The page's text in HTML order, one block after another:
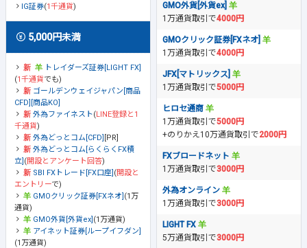
IG証券(1千通貨)
5,000円未満
トレイダーズ証券[LIGHT FX]
(1千通貨でも)
ゴールデンウェイジャパン[商品
CFD][商品KO]
外為ファイネスト(LINE登録と1
千通貨)
外為どっとコム[CFD] [PR]
外為どっとコム[らくらくFX積
立] (開設とアンケート回答)
SBI FXトレード[FX口座] (開設と
エントリーで)
GMOクリック証券[FXネオ] (1万
通貨)
GMO外貨[外貨ex] (1万通貨)
アイネット証券[ループイフダン]
(1万通貨)
GMO外貨[外貨ex]
1万通貨取引で4000円
GMOクリック証券[FXネオ]
1万通貨取引で4000円
JFX[マトリックス]
1万通貨取引で5000円
ヒロセ通商
1万通貨取引で5000円
+のりかえ10万通貨取引で2000円
FXブロードネット
1万通貨取引で3000円
外為オンライン
1万通貨取引で3000円
LIGHT FX
5万通貨取引で3000円